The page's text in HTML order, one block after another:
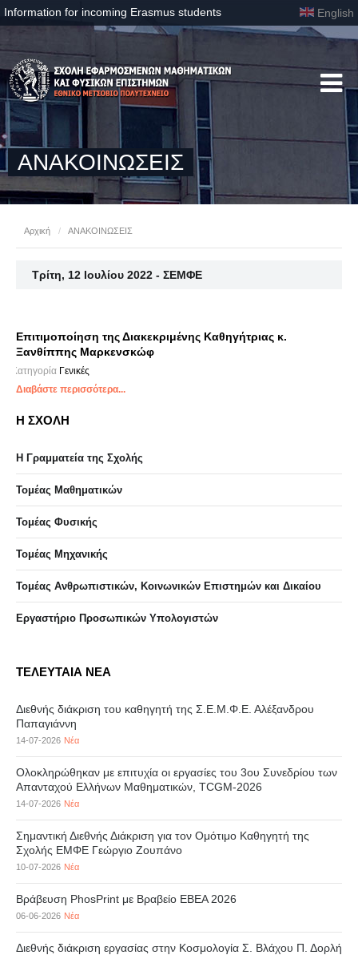
Information for incoming Erasmus students English
ΑΝΑΚΟΙΝΩΣΕΙΣ
Αρχική / ΑΝΑΚΟΙΝΩΣΕΙΣ
Τρίτη, 12 Ιουλίου 2022 - ΣΕΜΦΕ
Επιτιμοποίηση της Διακεκριμένης Καθηγήτριας κ.
Ξανθίππης Μαρκενσκώφ
Κατηγορία Γενικές
Διαβάστε περισσότερα...
Η ΣΧΟΛΗ
Η Γραμματεία της Σχολής
Τομέας Μαθηματικών
Τομέας Φυσικής
Τομέας Μηχανικής
Τομέας Ανθρωπιστικών, Κοινωνικών Επιστημών και Δικαίου
Eργαστήριo Προσωπικών Υπολογιστών
ΤΕΛΕΥΤΑΙΑ ΝΕΑ
Διεθνής διάκριση του καθηγητή της Σ.Ε.Μ.Φ.Ε. Αλέξανδρου
Παπαγιάννη
14-07-2026 Νέα
Ολοκληρώθηκαν με επιτυχία οι εργασίες του 3ου Συνεδρίου των
Απανταχού Ελλήνων Μαθηματικών, TCGM-2026
14-07-2026 Νέα
Σημαντική Διεθνής Διάκριση για τον Ομότιμο Καθηγητή της
Σχολής ΕΜΦΕ Γεώργιο Ζουπάνο
10-07-2026 Νέα
Βράβευση PhosPrint με Βραβείο ΕΒΕΑ 2026
06-06-2026 Νέα
Διεθνής διάκριση εργασίας στην Κοσμολογία Σ. Βλάχου Π. Δορλή